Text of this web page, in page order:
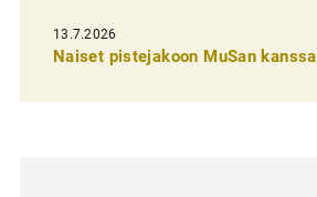
e
13.7.2026
Naiset pistejakoon MuSan kanssa